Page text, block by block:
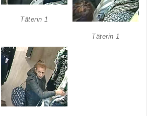
Täterin 1
Täterin 1